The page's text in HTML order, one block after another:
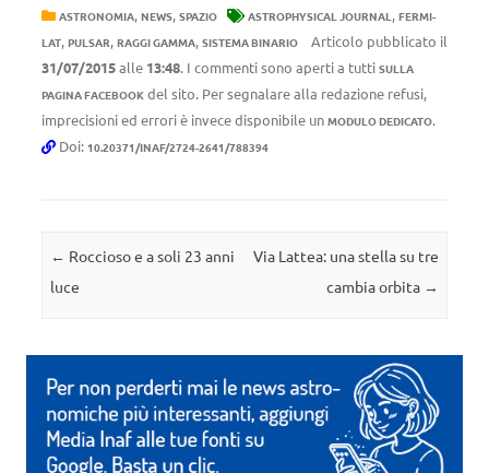
ASTRONOMIA, NEWS, SPAZIO ASTROPHYSICAL JOURNAL , FERMI-
LAT, PULSAR, RAGGI GAMMA, SISTEMA BINARIO
Articolo pubblicato il
31/07/2015alle 13:48. I commenti sono aperti a tutti SULLA
PAGINA FACEBOOK del sito. Per segnalare alla redazione refusi,
imprecisioni ed errori è invece disponibile un MODULO DEDICATO.
Doi: 10.20371/INAF/2724-2641/788394
Navigazione articolo
← Roccioso e a soli 23 anni
luce
Via Lattea: una stella su tre
cambia orbita →